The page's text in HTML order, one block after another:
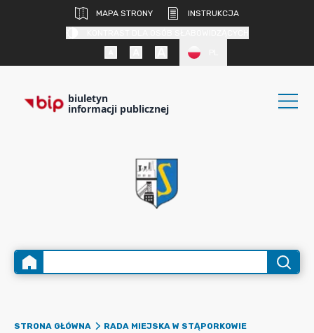
MAPA STRONY
INSTRUKCJA
biuletyn
informacji publicznej
STRONA GŁÓWNA
RADA MIEJSKA W STĄPORKOWIE